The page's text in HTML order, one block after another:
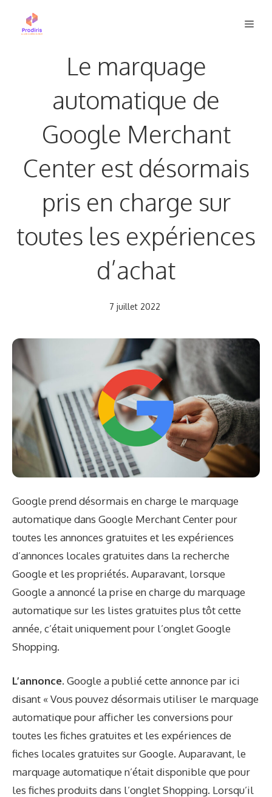
Le marquage
automatique de
Google Merchant
Center est désormais
pris en charge sur
toutes les expériences
d’achat
7 juillet 2022
Google prend désormais en charge le marquage
automatique dans Google Merchant Center pour
toutes les annonces gratuites et les expériences
d’annonces locales gratuites dans la recherche
Google et les propriétés. Auparavant, lorsque
Google a annoncé la prise en charge du marquage
automatique sur les listes gratuites plus tôt cette
année, c’était uniquement pour l’onglet Google
Shopping.
L’annonce. Google a publié cette annonce par ici
disant « Vous pouvez désormais utiliser le marquage
automatique pour afficher les conversions pour
toutes les fiches gratuites et les expériences de
fiches locales gratuites sur Google. Auparavant, le
marquage automatique n’était disponible que pour
les fiches produits dans l’onglet Shopping. Lorsqu’il